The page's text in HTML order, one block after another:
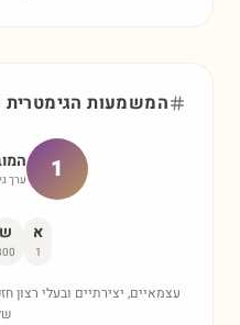
המשמעות
1 ערך
א
1
ש
עצמאיים, יצירתיים ובעלי